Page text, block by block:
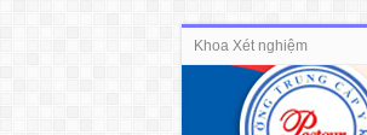
Khoa Xét nghiệm